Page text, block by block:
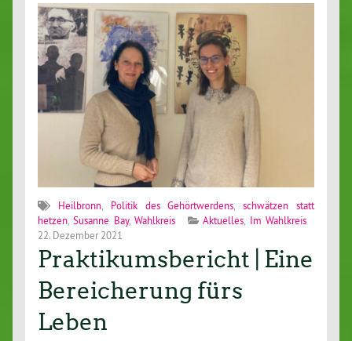
Heilbronn, Politik des Gehörtwerdens,schwätzen statt
hetzen,Susanne Bay,Wahlkreis Aktuelles, Im Wahlkreis
22. Dezember 2021
Praktikumsbericht | Eine
Bereicherung fürs
Leben